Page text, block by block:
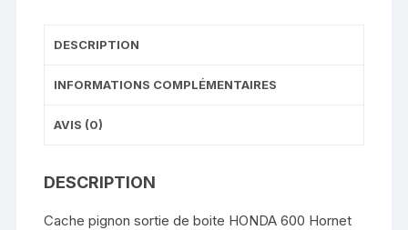
DESCRIPTION
INFORMATIONS COMPLÉMENTAIRES
AVIS (0)
DESCRIPTION
Cache pignon sortie de boite HONDA 600 Hornet